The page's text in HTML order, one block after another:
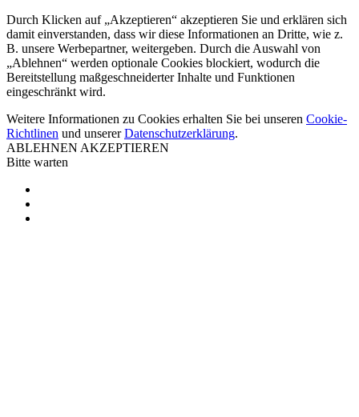
Durch Klicken auf „Akzeptieren“ akzeptieren Sie und erklären sich
damit einverstanden, dass wir diese Informationen an Dritte, wie z.
B. unsere Werbepartner, weitergeben. Durch die Auswahl von
„Ablehnen“ werden optionale Cookies blockiert, wodurch die
Bereitstellung maßgeschneiderter Inhalte und Funktionen
eingeschränkt wird.
Weitere Informationen zu Cookies erhalten Sie bei unseren Cookie-
Richtlinen und unsererDatenschutzerklärung.
ABLEHNEN AKZEPTIEREN
Bitte warten